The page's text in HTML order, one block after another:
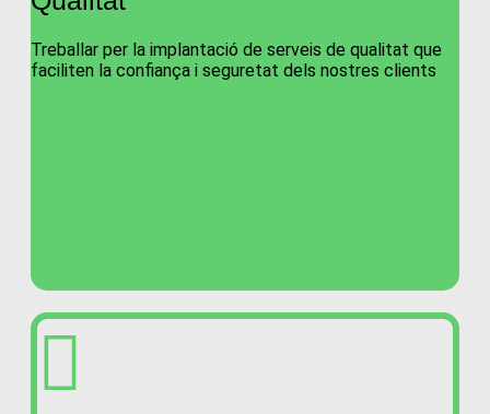
Treballar per la implantació de serveis de qualitat que
faciliten la confiança i seguretat dels nostres clients